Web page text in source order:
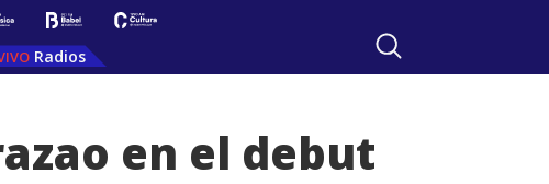
Radios
en el debut